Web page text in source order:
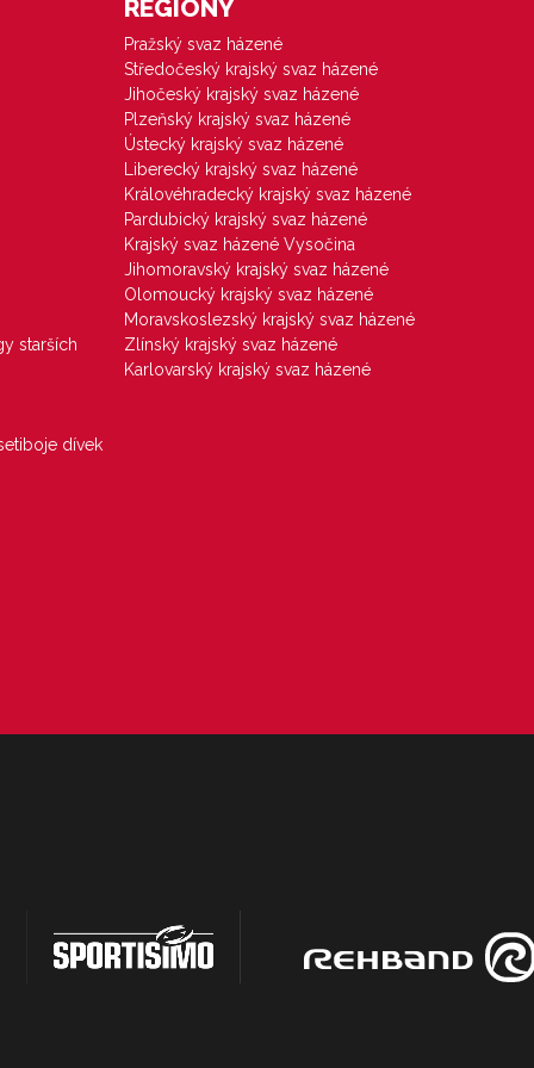
starších
dívek
REGIONY
Pražský svaz házené
Středočeský krajský svaz házené
Jihočeský krajský svaz házené
Plzeňský krajský svaz házené
Ústecký krajský svaz házené
Liberecký krajský svaz házené
Královéhradecký krajský svaz házené
Pardubický krajský svaz házené
Krajský svaz házené Vysočina
Jihomoravský krajský svaz házené
Olomoucký krajský svaz házené
Moravskoslezský krajský svaz házené
Zlínský krajský svaz házené
Karlovarský krajský svaz házené